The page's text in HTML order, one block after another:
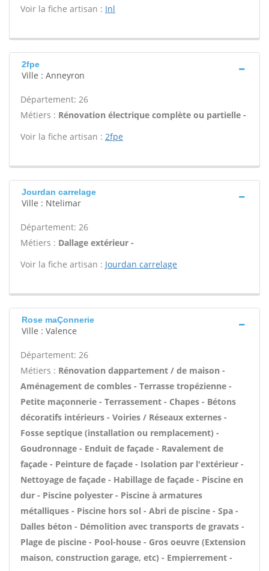
Voir la fiche artisan : Inl
2fpe
Ville : Anneyron
Département: 26
Métiers : Rénovation électrique complète ou partielle -
Voir la fiche artisan : 2fpe
Jourdan carrelage
Ville : Ntelimar
Département: 26
Métiers : Dallage extérieur -
Voir la fiche artisan : Jourdan carrelage
Rose maÇonnerie
Ville : Valence
Département: 26
Métiers : Rénovation dappartement / de maison -
Aménagement de combles - Terrasse tropézienne -
Petite maçonnerie - Terrassement - Chapes - Bétons
décoratifs intérieurs - Voiries / Réseaux externes -
Fosse septique (installation ou remplacement) -
Goudronnage - Enduit de façade - Ravalement de
façade - Peinture de façade - Isolation par l'extérieur -
Nettoyage de façade - Habillage de façade - Piscine en
dur - Piscine polyester - Piscine à armatures
métalliques - Piscine hors sol - Abri de piscine - Spa -
Dalles béton - Démolition avec transports de gravats -
Plage de piscine - Pool-house - Gros oeuvre (Extension
maison, construction garage, etc) - Empierrement -